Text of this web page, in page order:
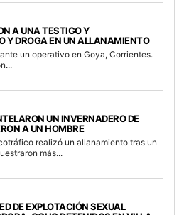
A UNA TESTIGO Y
Y DROGA EN UN ALLANAMIENTO
un operativo en Goya, Corrientes.
UN INVERNADERO DE
A UN HOMBRE
realizó un allanamiento tras un
más...
DE EXPLOTACIÓN SEXUAL